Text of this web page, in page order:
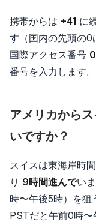
携帯からは +41 に
す（国内の先頭の0
国際アクセス番号
番号を入力します。
アメリカから
いですか？
スイスは東海岸時
り 9時間進んでい
時〜午後5時）を狙
PSTだと午前0時〜